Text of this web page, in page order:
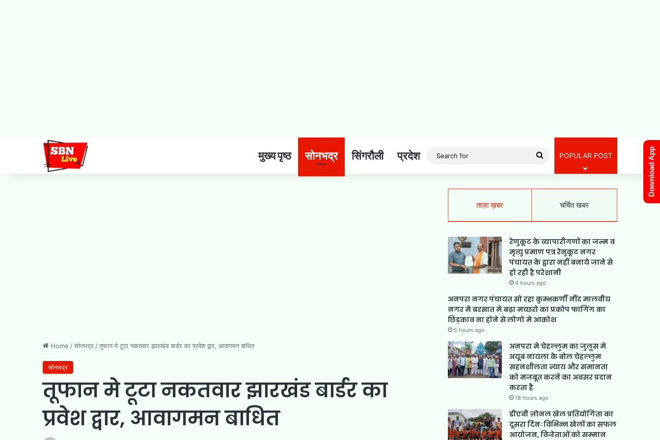
मुख्य पृष्ठ सोनभद्र सिंगरौली प्रदेश
Search
for
POPULAR POST
Home /सोनभद्र /तूफान मे टूटा नकतवार झारखंड बार्डर का प्रवेश द्वार, आवागमन बाधित
सोनभद्र
तूफान मे टूटा नकतवार झारखंड बार्डर का
प्रवेश द्वार, आवागमन बाधित
ताज़ा ख़बर चर्चित खबर
रेणुकूट के व्यापारीगणों का जन्म व
मृत्यु प्रमाण पत्र रेनुकूट नगर
पंचायत के द्वारा नहीं बनाये जाने से
हो रही है परेशानी
4 hours ago
अनपरा नगर पंचायत सो रहा कुम्भकर्णी नींद मालवीय
नगर मे बरसात मे बढ़ा मच्छरो का प्रकोप फागिंग का
छिड़काव ना होने से लोगो मे आक्रोश
5 hours ago
अनपरा मे चेहल्लुम का जुलूस मे
अयूब नायला के बोल चेहल्लुम
सहनशीलता न्याय और समानता
को मजबूत करने का अवसर प्रदान
करता है
18 hours ago
डीएवी ज़ोनल खेल प्रतियोगिता का
दूसरा दिनः विभिन्न खेलों का सफल
आयोजन, विजेताओं को सम्मान
Download App